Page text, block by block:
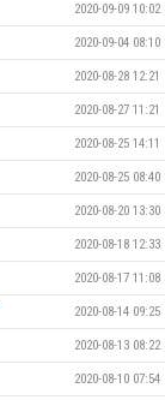
2020-09-09 10:02
2020-09-04 08:10
2020-08-28 12:21
2020-08-27 11:21
2020-08-25 14:11
2020-08-25 08:40
2020-08-20 13:30
2020-08-18 12:33
2020-08-17 11:08
2020-08-14 09:25
2020-08-13 08:22
2020-08-10 07:54